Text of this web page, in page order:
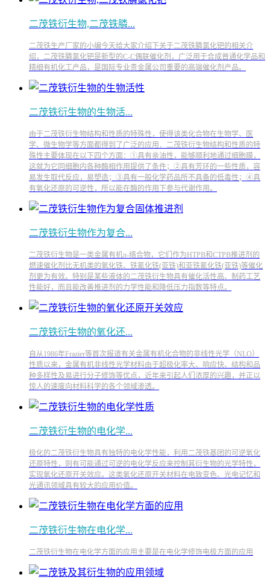
二茂铁衍生物,二茂铁膦...
二茂铁生产厂家的小编今天给大家介绍下关于二茂铁膦氯化钯的相关介
绍，二茂铁膦氯化钯是新型的C-C偶联催化剂，广泛用于合成普通化学品和
精细有机化工产品，是国际专业贵金属公司重要的高端催化剂产品。
二茂铁衍生物的生物活...
由于二茂铁衍生物结构和性质的特殊性，使得该类化合物在生物学、医
学、微生物学等方面都得到了广泛的应用．二茂铁衍生物结构和性质的特
殊性主要体现在以下四个方面：①具有亲油性，能够顺利地通过细胞膜，
这就为它同细胞内各种酶相作用提供了条件；②具有芳环的一些性质，容
易发生取代反应，易塑造；③具有一般化学药品所不具备的低毒性；④具
有氧化还原的可逆性，所以能在酶的作用下参与代谢作用。
二茂铁衍生物作为复合...
二茂铁衍生物是一类金属有机π-络合物，它们作为HTPB和CTPB推进剂的
燃速催化剂比无机类的氧化铁、铁氰化铁(亚铁)和亚铁氰化铁(亚铁)等催化
剂更为有效。特别是某些液体的二茂铁衍生物具有催化活性高、制药工艺
性能好，而且能改善推进剂的力学性能和降低压力指数等特点。
二茂铁衍生物的氧化还...
自从1986年Frazier等首次报道有关金属有机化合物的非线性光学（NLO）
性质以来，金属有机非线性光学材料由于超极化率大、响应快、结构和品
种多样性及易进行分子修饰等优点，近年来引起人们浓厚的兴趣，并正以
惊人的速度向材料科学的各个领域渗透。
二茂铁衍生物的电化学...
极化的二茂铁衍生物具有独特的电化学性能，利用二茂铁基团的可逆氧化
还原特性，则有可能通过可逆的电化学反应来控制其衍生物的光学特性，
实现氧化还原开关效应。这类氧化还原开关材料在电致变色、光电记忆和
光通讯领域具有较大的应用价值。
二茂铁衍生物在电化学...
二茂铁衍生物在电化学方面的应用主要是在电化学修饰电极方面的应用